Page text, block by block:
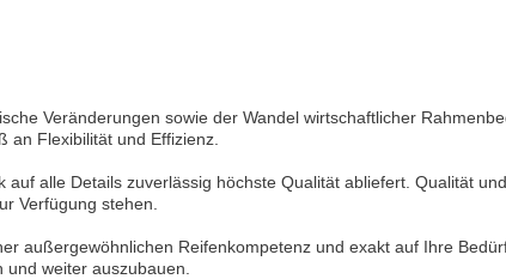
Veränderungen sowie der Wandel wirtschaftlicher
an Flexibilität und Effizienz.
alle Details zuverlässig höchste Qualität abliefert. Qualität
Verfügung stehen.
außergewöhnlichen Reifenkompetenz und exakt auf Ihre
weiter auszubauen.